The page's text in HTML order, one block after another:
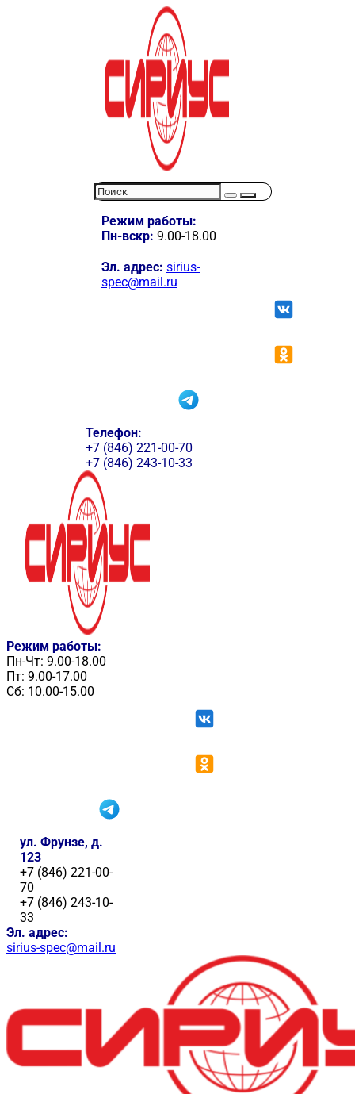
Режим работы:
Пн-вскр: 9.00-18.00
Эл. адрес: sirius-
spec@mail.ru
Телефон:
+7 (846) 221-00-70
+7 (846) 243-10-33
Режим работы:
Пн-Чт: 9.00-18.00
Пт: 9.00-17.00
Сб: 10.00-15.00
ул. Фрунзе, д.
123
+7 (846) 221-00-
70
+7 (846) 243-10-
33
Эл. адрес:
sirius-spec@mail.ru